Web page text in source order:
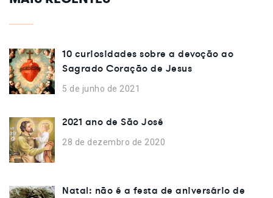
10 curiosidades sobre a devoção ao
Sagrado Coração de Jesus
5 de junho de 2021
2021 ano de São José
28 de dezembro de 2020
Natal: não é a festa de aniversário de